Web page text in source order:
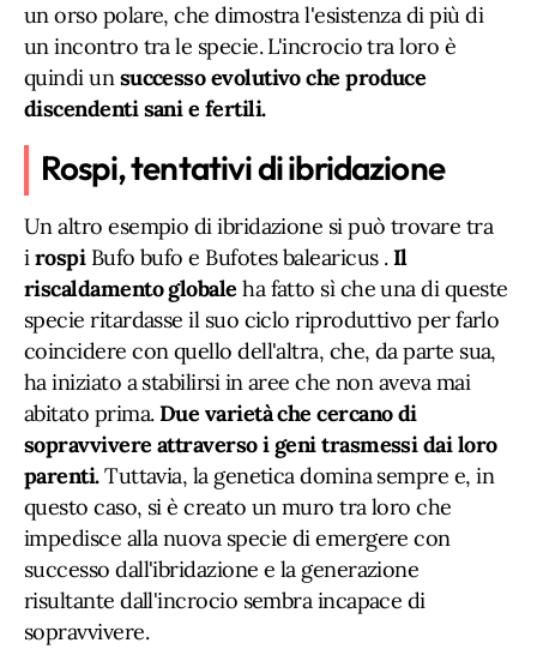
un orso polare, che dimostra l'esistenza di più di
un incontro tra le specie. L'incrocio tra loro è
quindi unsuccesso evolutivo che produce
discendenti sani e fertili.
Rospi, tentativi di ibridazione
Un altro esempio di ibridazione si può trovare tra
irospi Bufo bufo e Bufotes balearicus .Il
riscaldamento globale ha fatto sì che una di queste
specie ritardasse il suo ciclo riproduttivo per farlo
coincidere con quello dell'altra, che, da parte sua,
ha iniziato a stabilirsi in aree che non aveva mai
abitato prima.Due varietà che cercano di
sopravvivere attraverso i geni trasmessi dai loro
parenti.Tuttavia, la genetica domina sempre e, in
questo caso, si è creato un muro tra loro che
impedisce alla nuova specie di emergere con
successo dall'ibridazione e la generazione
risultante dall'incrocio sembra incapace di
sopravvivere.